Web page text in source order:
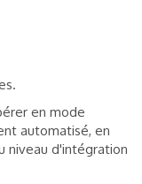
en mode
automatisé, en
niveau d'intégration